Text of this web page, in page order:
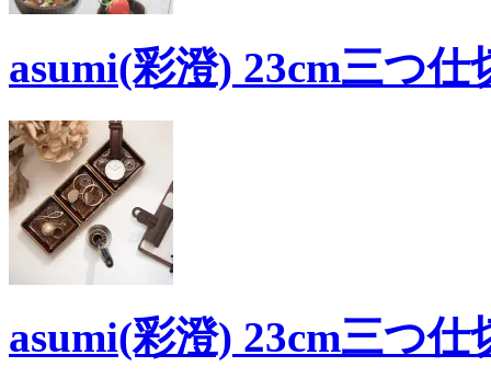
asumi(彩澄) 23cm三つ
asumi(彩澄) 23cm三つ